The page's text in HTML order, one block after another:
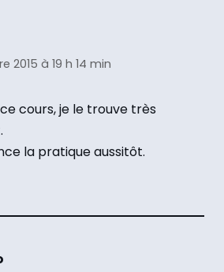
2015 à 19 h 14 min
cours, je le trouve très
la pratique aussitôt.